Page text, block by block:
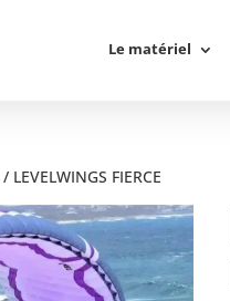
Le matériel
/ LEVELWINGS FIERCE